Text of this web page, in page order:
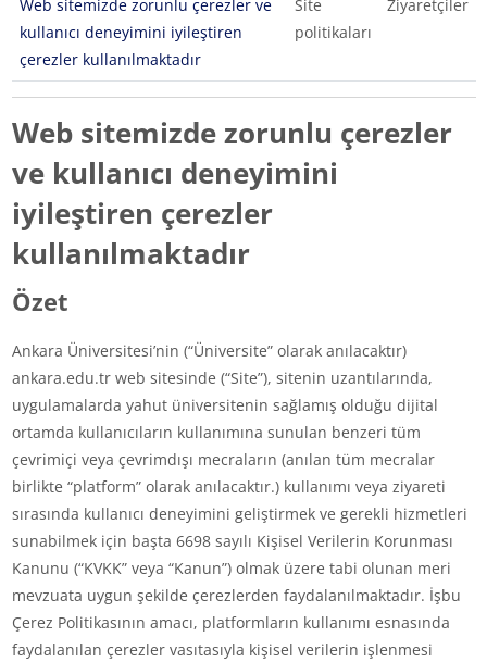
Web sitemizde zorunlu çerezler ve
kullanıcı deneyimini iyileştiren
çerezler kullanılmaktadır
Site
politikaları
Ziyaretçiler
Web sitemizde zorunlu çerezler
ve kullanıcı deneyimini
iyileştiren çerezler
kullanılmaktadır
Özet
Ankara Üniversitesi’nin (“Üniversite” olarak anılacaktır)
ankara.edu.tr web sitesinde (“Site”), sitenin uzantılarında,
uygulamalarda yahut üniversitenin sağlamış olduğu dijital
ortamda kullanıcıların kullanımına sunulan benzeri tüm
çevrimiçi veya çevrimdışı mecraların (anılan tüm mecralar
birlikte “platform” olarak anılacaktır.) kullanımı veya ziyareti
sırasında kullanıcı deneyimini geliştirmek ve gerekli hizmetleri
sunabilmek için başta 6698 sayılı Kişisel Verilerin Korunması
Kanunu (“KVKK” veya “Kanun”) olmak üzere tabi olunan meri
mevzuata uygun şekilde çerezlerden faydalanılmaktadır. İşbu
Çerez Politikasının amacı, platformların kullanımı esnasında
faydalanılan çerezler vasıtasıyla kişisel verilerin işlenmesi